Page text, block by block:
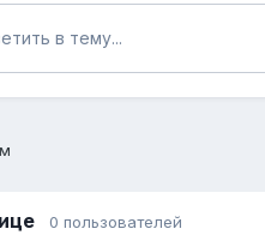
в тему...
0 пользователей